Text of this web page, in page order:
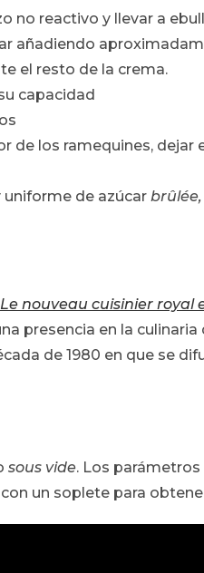
no reactivo y llevar a
añadiendo
el resto de la crema.
capacidad
de los ramequines, dejar
uniforme de azúcar brûlée,
Le nouveau cuisinier royal
presencia en la culinaria
de 1980 en que se
sous vide. Los
un soplete para